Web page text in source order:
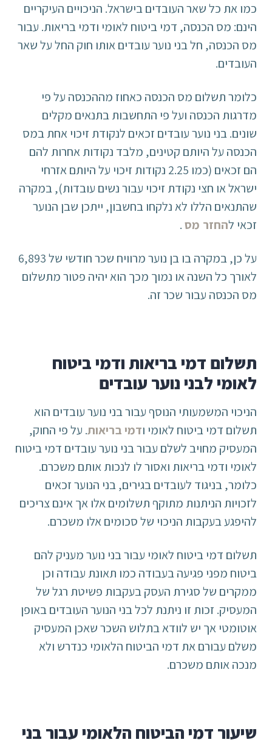
כמו את כל שאר העובדים בישראל. הניכויים העיקריים
הינם: מס הכנסה, דמי ביטוח לאומי ודמי בריאות. עבור
מס הכנסה, חל בני נוער עובדים אותו חוק החל על שאר
העובדים.
כלומר תשלום מס הכנסה כאחוז מההכנסה על פי
מדרגות הכנסה ועל פי התחשבות בתנאים מקלים
שונים. בני נוער עובדים זכאים לנקודת זיכוי אחת במס
הכנסה על היותם קטינים, מלבד נקודות אחרות להם
הם זכאים (כמו 2.25 נקודות זיכוי על היותם אזרחי
ישראל או חצי נקודת זיכוי עבור נשים עובדות), במקרה
שהתנאים הללו לא נלקחו בחשבון, ייתכן שבן הנוער
זכאי להחזר מס.
על כן, במקרה בו בן נוער מרוויח שכר חודשי של 6,893
לאורך כל השנה או נמוך מכך הוא יהיה פטור מתשלום
מס הכנסה עבור שכר זה.
תשלום דמי בריאות ודמי ביטוח
לאומי לבני נוער עובדים
הניכוי המשמעותי הנוסף עבור בני נוער עובדים הוא
תשלום דמי ביטוח לאומי ודמי בריאות. על פי החוק,
המעסיק מחויב לשלם עבור בני נוער עובדים דמי ביטוח
לאומי ודמי בריאות ואסור לו לנכות אותם משכרם.
כלומר, בניגוד לעובדים בגירים, בני הנוער זכאים
לזכויות הניתנות מתוקף תשלומים אלו אך אינם צריכים
להיפגע בעקבות הניכוי של סכומים אלו משכרם.
תשלום דמי ביטוח לאומי עבור בני נוער מעניק להם
ביטוח מפני פגיעה בעבודה כמו תאונת עבודה וכן
ממקרים של סגירת העסק בעקבות פשיטת רגל של
המעסיק. זכות זו ניתנת לכל בני הנוער העובדים באופן
אוטומטי אך יש לוודא בתלוש השכר שאכן המעסיק
משלם עבורם את דמי הביטוח הלאומי כנדרש ולא
מנכה אותם משכרם.
שיעור דמי הביטוח הלאומי עבור בני